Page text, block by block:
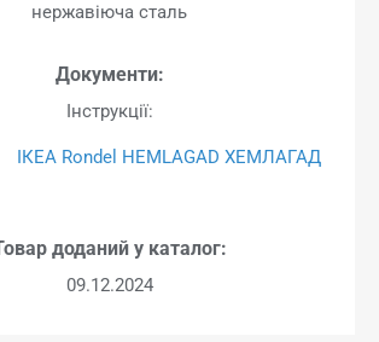
нержавіюча сталь
Документи:
Інструкції:
ІКЕА Rondel HEMLAGAD ХЕМЛАГАД
доданий у каталог:
09.12.2024